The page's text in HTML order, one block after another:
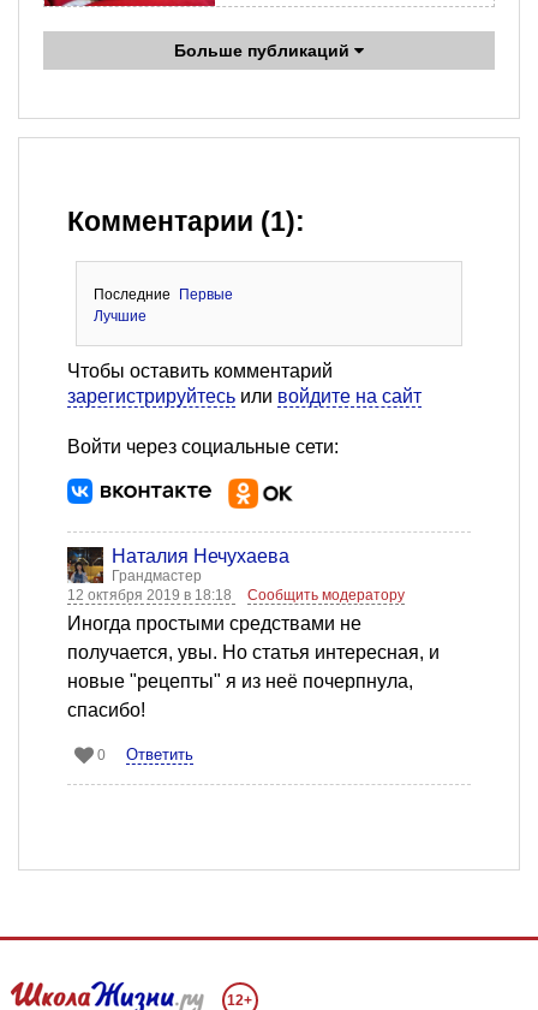
Больше публикаций
Комментарии (1):
Последние
Первые
Лучшие
Чтобы оставить комментарий
зарегистрируйтесь или войдите на сайт
Войти через социальные сети:
Наталия Нечухаева
Грандмастер
12 октября 2019 в 18:18
Сообщить модератору
Иногда простыми средствами не
получается, увы. Но статья интересная, и
новые "рецепты" я из неё почерпнула,
спасибо!
0 Ответить
12+